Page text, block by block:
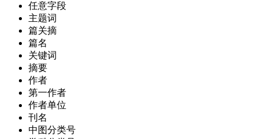
任意字段
主题词
篇关摘
篇名
关键词
摘要
作者
第一作者
作者单位
刊名
中图分类号